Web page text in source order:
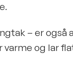
– er også
og lar